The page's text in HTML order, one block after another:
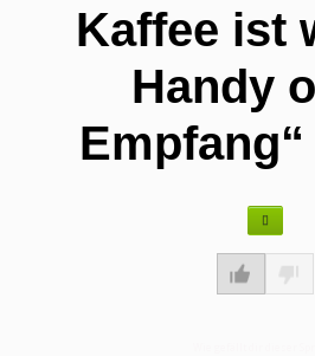
Kaffee ist
Handy
Empfang“